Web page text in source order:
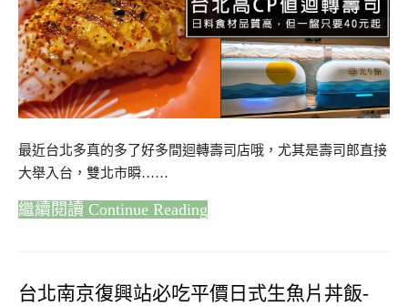
最近台北多真的多了好多間迴轉壽司店哦，尤其是壽司郎直接
大舉入台，雙北市瞬……
Continue Reading
台北南京復興站必吃平價日式生魚片丼飯-